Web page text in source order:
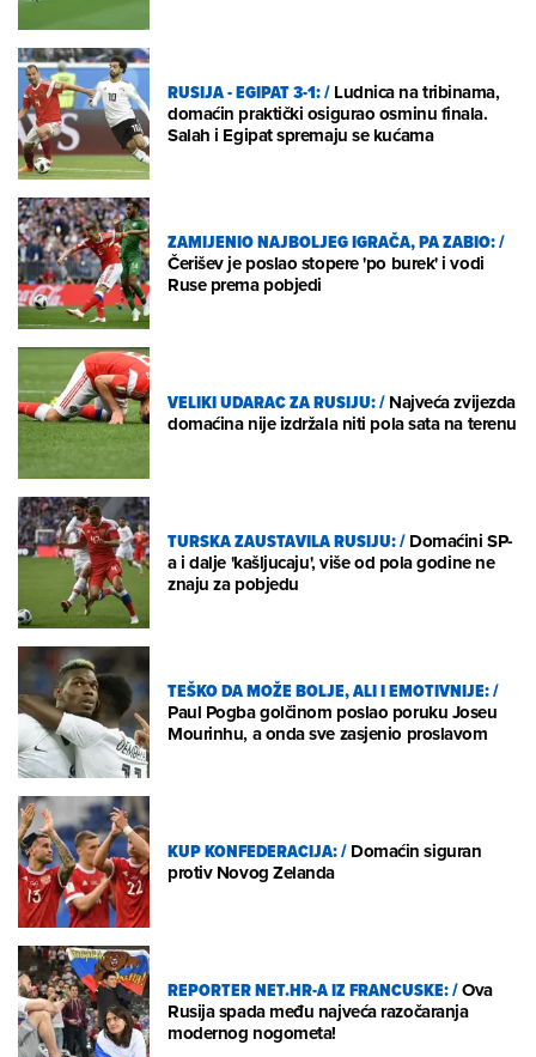
RUSIJA - EGIPAT 3-1:/Ludnica na tribinama,
domaćin praktički osigurao osminu finala.
Salah i Egipat spremaju se kućama
ZAMIJENIO NAJBOLJEG IGRAČA, PA ZABIO:/
Čerišev je poslao stopere 'po burek' i vodi
Ruse prema pobjedi
VELIKI UDARAC ZA RUSIJU:/Najveća zvijezda
domaćina nije izdržala niti pola sata na terenu
TURSKA ZAUSTAVILA RUSIJU:/Domaćini SP-
a i dalje 'kašljucaju', više od pola godine ne
znaju za pobjedu
TEŠKO DA MOŽE BOLJE, ALI I EMOTIVNIJE:/
Paul Pogba golčinom poslao poruku Joseu
Mourinhu, a onda sve zasjenio proslavom
KUP KONFEDERACIJA:/Domaćin siguran
protiv Novog Zelanda
REPORTER NET.HR-A IZ FRANCUSKE:/Ova
Rusija spada među najveća razočaranja
modernog nogometa!